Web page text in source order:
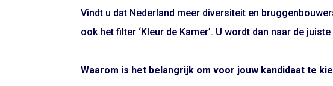
Vindt u dat Nederland meer diversiteit en
ook het filter ‘Kleur de Kamer’. U wordt dan naar de
Waarom is het belangrijk om voor jouw kandidaat te